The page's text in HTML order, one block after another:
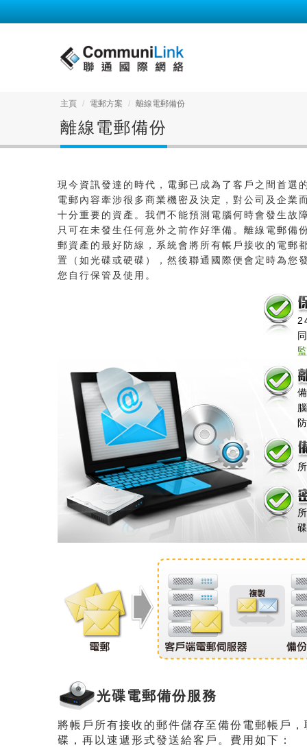
主頁 電郵方案 離線電郵備份
離線電郵備份
現今資訊發達的時代，電郵已成為了客戶之間首選
電郵內容牽涉很多商業機密及決定，對公司及企業
十分重要的資產。我們不能預測電腦何時會發生故
只可在未發生任何意外之前作好準備。離線電郵備
郵資產的最好防線，系統會將所有帳戶接收的電郵
置（如光碟或硬碟），然後聯通國際便會定時為您
您自行保管及使用。
光碟電郵備份服務
將帳戶所有接收的郵件儲存至備份電郵帳戶
碟，再以速遞形式發送給客戶。費用如下：